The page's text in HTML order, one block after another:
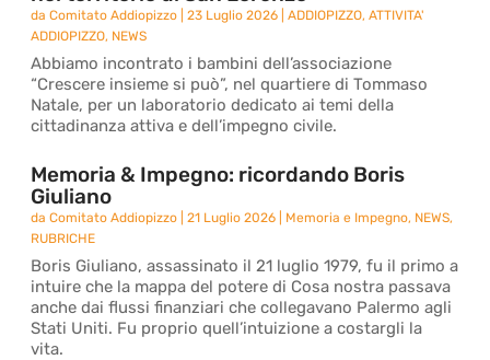
daComitato Addiopizzo |23 Luglio 2026 |ADDIOPIZZO,ATTIVITA'
ADDIOPIZZO, NEWS
Abbiamo incontrato i bambini dell’associazione
“Crescere insieme si può”, nel quartiere di Tommaso
Natale, per un laboratorio dedicato ai temi della
cittadinanza attiva e dell’impegno civile.
Memoria & Impegno: ricordando Boris
Giuliano
daComitato Addiopizzo |21 Luglio 2026 Memoria e Impegno, NEWS,
RUBRICHE
Boris Giuliano, assassinato il 21 luglio 1979, fu il primo a
intuire che la mappa del potere di Cosa nostra passava
anche dai flussi finanziari che collegavano Palermo agli
Stati Uniti. Fu proprio quell’intuizione a costargli la
vita.